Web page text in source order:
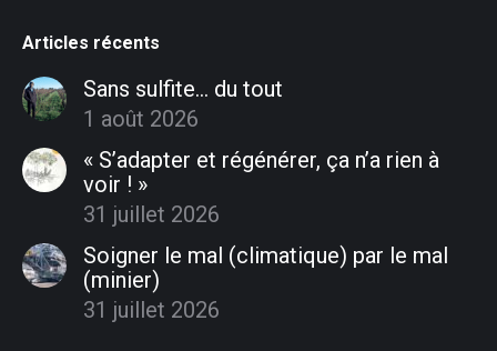
Articles récents
Sans sulfite… du tout
1 août 2026
« S’adapter et régénérer, ça n’a rien à
voir ! »
31 juillet 2026
Soigner le mal (climatique) par le mal
(minier)
31 juillet 2026